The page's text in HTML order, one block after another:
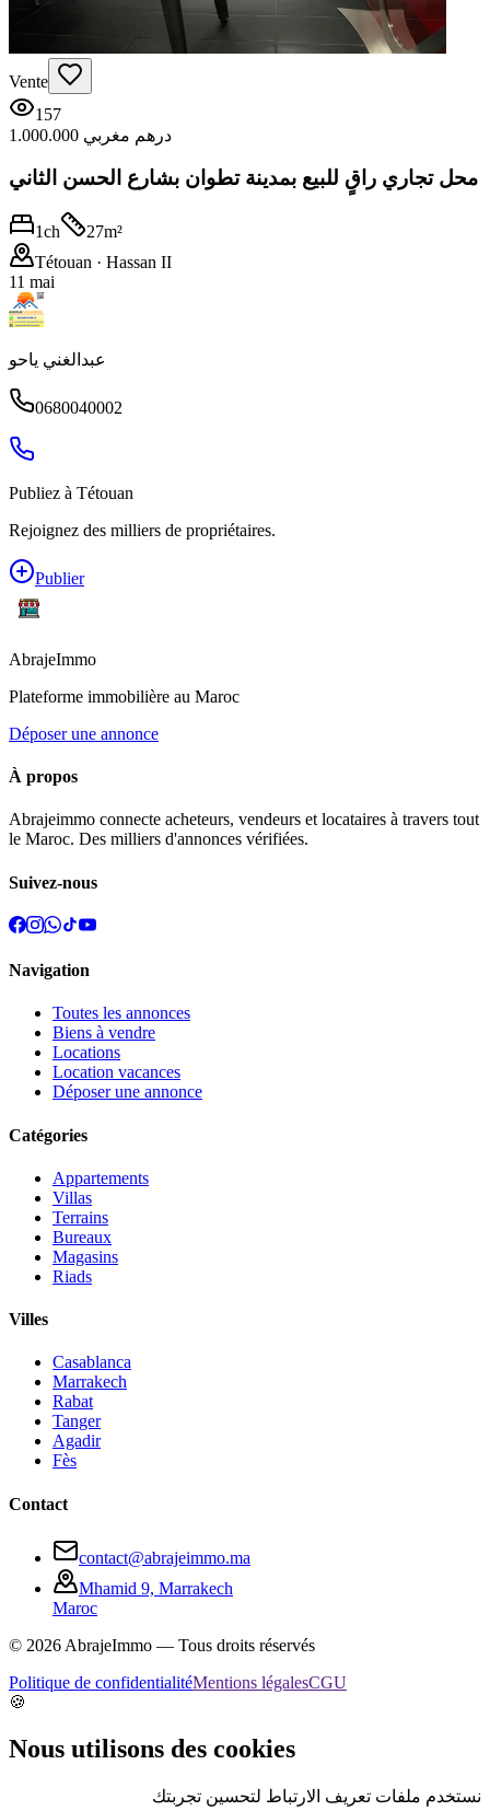
Vente
157
1.000.000 درهم مغربي
محل تجاري راقٍ للبيع بمدينة تطوان بشارع الحسن الثاني
1ch 27m²
Tétouan · Hassan II
11 mai
عبدالغني ياحو
0680040002
Publiez à Tétouan
Rejoignez des milliers de propriétaires.
Publier
AbrajeImmo
Plateforme immobilière au Maroc
Déposer une annonce
À propos
Abrajeimmo connecte acheteurs, vendeurs et locataires à travers tout
le Maroc. Des milliers d'annonces vérifiées.
Suivez-nous
Navigation
Toutes les annonces
Biens à vendre
Locations
Location vacances
Déposer une annonce
Catégories
Appartements
Villas
Terrains
Bureaux
Magasins
Riads
Villes
Casablanca
Marrakech
Rabat
Tanger
Agadir
Fès
Contact
contact@abrajeimmo.ma
Mhamid 9, Marrakech
Maroc
© 2026 AbrajeImmo — Tous droits réservés
Politique de confidentialitéMentions légalesCGU
🍪
Nous utilisons des cookies
نستخدم ملفات تعريف الارتباط لتحسين تجربتك